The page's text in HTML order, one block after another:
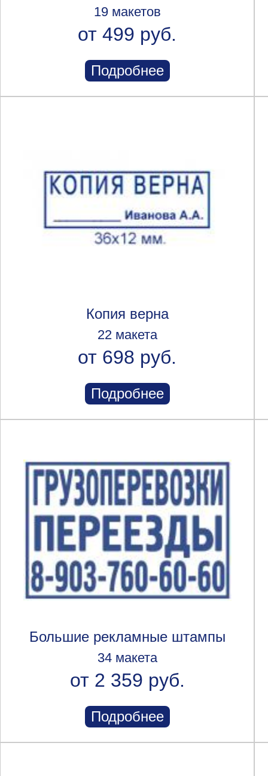
19 макетов
от 499 руб.
Подробнее
Копия верна
22 макета
от 698 руб.
Подробнее
Большие рекламные штампы
34 макета
от 2 359 руб.
Подробнее